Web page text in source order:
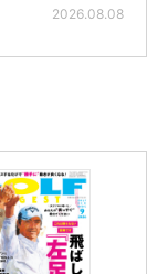
2026.08.08